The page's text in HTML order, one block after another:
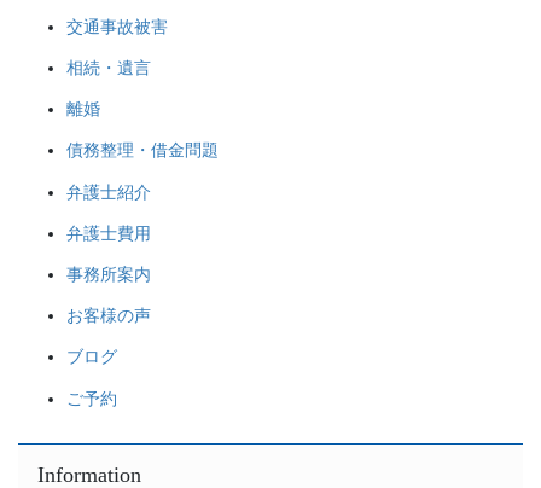
交通事故被害
相続・遺言
離婚
債務整理・借金問題
弁護士紹介
弁護士費用
事務所案内
お客様の声
ブログ
ご予約
Information